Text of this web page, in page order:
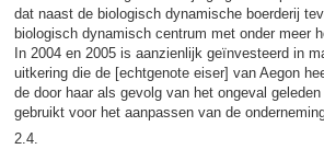
dat naast de biologisch dynamische boerderij
biologisch dynamisch centrum met onder meer
In 2004 en 2005 is aanzienlijk geïnvesteerd in
uitkering die de [echtgenote eiser] van Aegon
de door haar als gevolg van het ongeval
gebruikt voor het aanpassen van de
2.4.